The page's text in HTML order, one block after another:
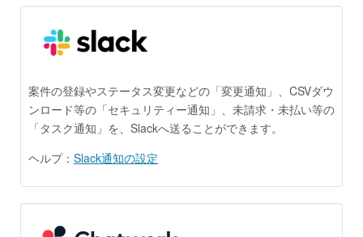
案件の登録やステータス変更などの「変更通知」、CSVダウ
ンロード等の「セキュリティー通知」、未請求・未払い等の
「タスク通知」を、Slackへ送ることができます。
ヘルプ： Slack通知の設定